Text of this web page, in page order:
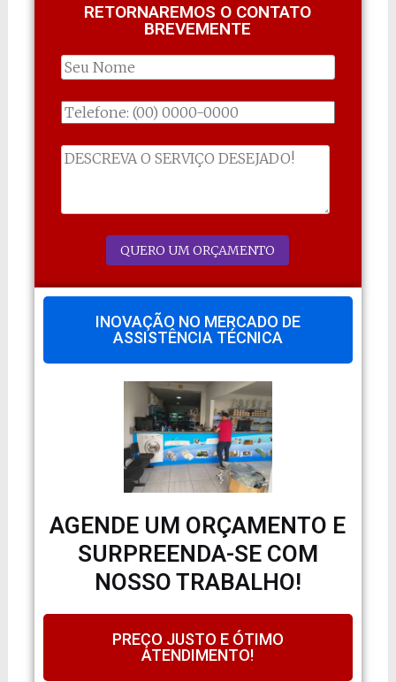
RETORNAREMOS O CONTATO
BREVEMENTE
INOVAÇÃO NO MERCADO DE
ASSISTÊNCIA TÉCNICA
AGENDE UM ORÇAMENTO E
SURPREENDA-SE COM
NOSSO TRABALHO!
PREÇO JUSTO E ÓTIMO
ATENDIMENTO!